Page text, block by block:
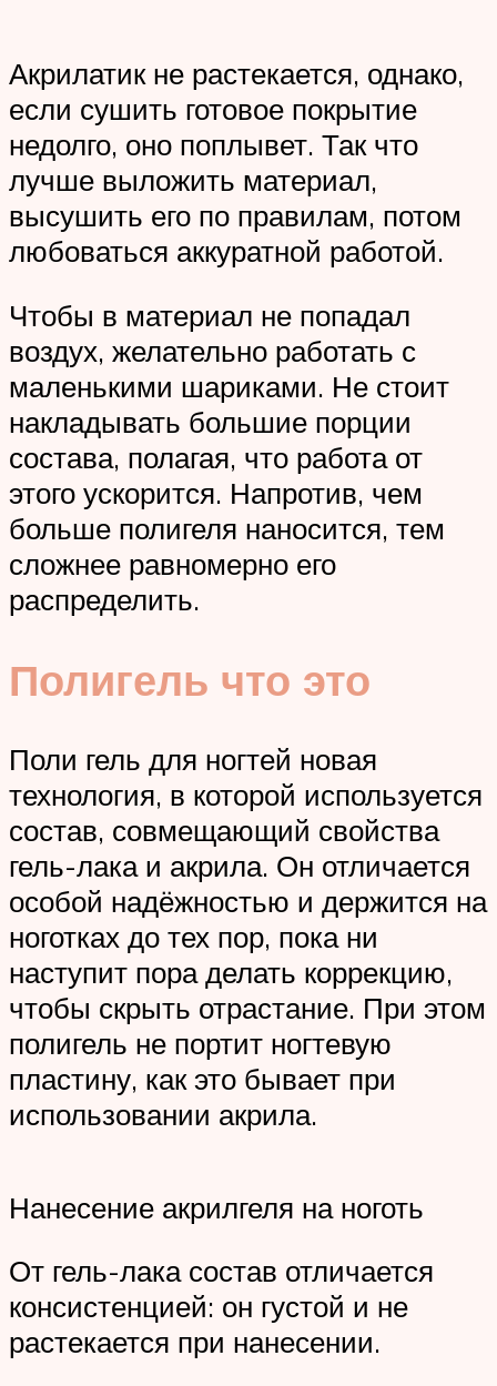
Акрилатик не растекается, однако,
если сушить готовое покрытие
недолго, оно поплывет. Так что
лучше выложить материал,
высушить его по правилам, потом
любоваться аккуратной работой.
Чтобы в материал не попадал
воздух, желательно работать с
маленькими шариками. Не стоит
накладывать большие порции
состава, полагая, что работа от
этого ускорится. Напротив, чем
больше полигеля наносится, тем
сложнее равномерно его
распределить.
Полигель что это
Поли гель для ногтей новая
технология, в которой используется
состав, совмещающий свойства
гель-лака и акрила. Он отличается
особой надёжностью и держится на
ноготках до тех пор, пока ни
наступит пора делать коррекцию,
чтобы скрыть отрастание. При этом
полигель не портит ногтевую
пластину, как это бывает при
использовании акрила.
Нанесение акрилгеля на ноготь
От гель-лака состав отличается
консистенцией: он густой и не
растекается при нанесении.